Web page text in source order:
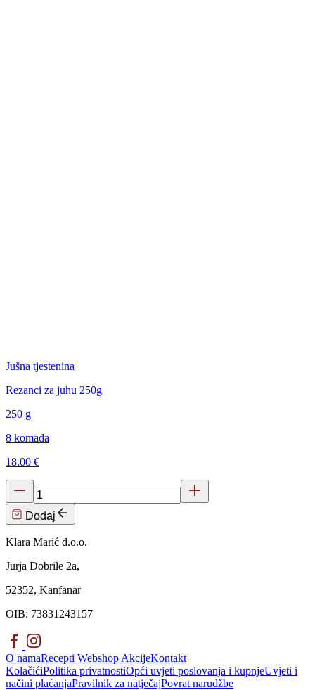
Jušna tjestenina
Rezanci za juhu 250g
250 g
8 komada
18.00 €
Dodaj
Klara Marić d.o.o.
Jurja Dobrile 2a,
52352, Kanfanar
OIB: 73831243157
O namaRecepti Webshop AkcijeKontakt
KolačićiPolitika privatnostiOpći uvjeti poslovanja i kupnjeUvjeti i
načini plaćanjaPravilnik za natječajPovrat narudžbe